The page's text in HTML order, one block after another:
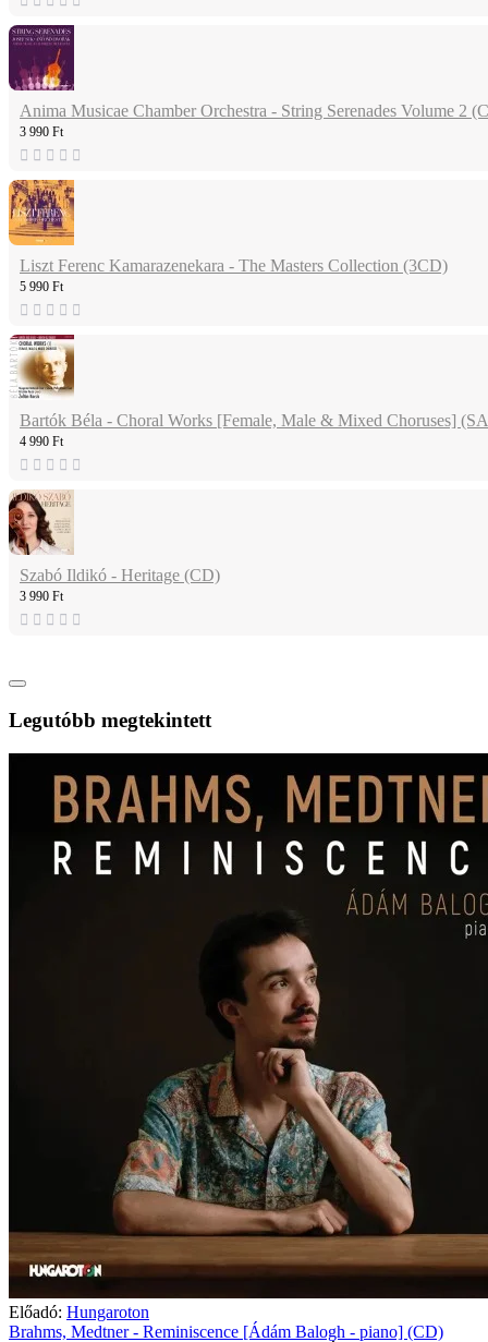
Anima Musicae Chamber Orchestra - String Serenades Volume 2
3 990 Ft
Liszt Ferenc Kamarazenekara - The Masters Collection (3CD)
5 990 Ft
Bartók Béla - Choral Works [Female, Male & Mixed Choruses]
4 990 Ft
Szabó Ildikó - Heritage (CD)
3 990 Ft
Legutóbb megtekintett
Előadó: Hungaroton
Brahms, Medtner - Reminiscence [Ádám Balogh - piano] (CD)